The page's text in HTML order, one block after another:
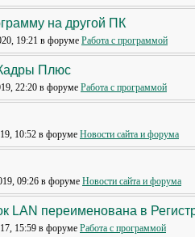
на другой ПК
19:21 в форуме Работа с программой
Плюс
22:20 в форуме Работа с программой
10:52 в форуме Новости сайта и форума
09:26 в форуме Новости сайта и форума
LAN переименована в
15:59 в форуме Работа с программой